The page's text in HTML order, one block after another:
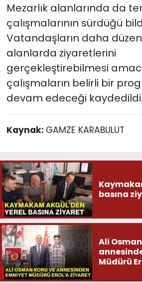
Mezarlık alanlarında da
çalışmalarının sürdüğü
Vatandaşların daha
alanlarda ziyaretlerini
gerçekleştirebilmesi
çalışmaların belirli bir
devam edeceği kaydedildi.
Kaynak: GAMZE KARABULUT
basına
Ali
Müdürü